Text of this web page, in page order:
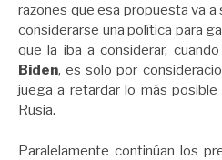
razones que esa propuesta va a
considerarse una política para
que la iba a considerar, cuando
Biden, es solo por
juega a retardar lo más posible
Rusia.
Paralelamente continúan los